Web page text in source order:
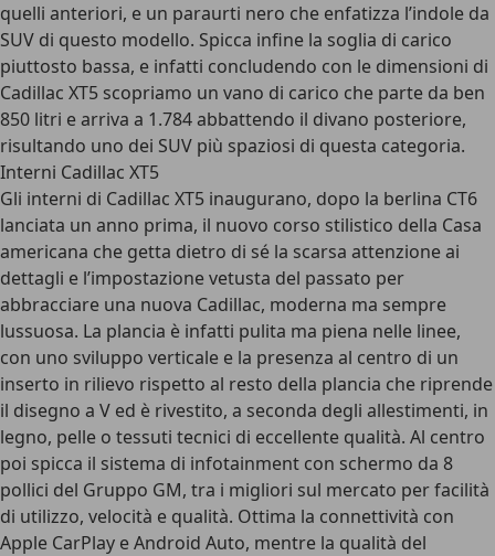
quelli anteriori, e un paraurti nero che enfatizza l’indole da
SUV di questo modello. Spicca infine la soglia di carico
piuttosto bassa, e infatti concludendo con le dimensioni di
Cadillac XT5 scopriamo un vano di carico che parte da ben
850 litri e arriva a 1.784 abbattendo il divano posteriore,
risultando uno dei SUV più spaziosi di questa categoria.
Interni Cadillac XT5
Gli interni di Cadillac XT5 inaugurano, dopo la berlina CT6
lanciata un anno prima, il nuovo corso stilistico della Casa
americana che getta dietro di sé la scarsa attenzione ai
dettagli e l’impostazione vetusta del passato per
abbracciare una nuova Cadillac, moderna ma sempre
lussuosa. La plancia è infatti pulita ma piena nelle linee,
con uno sviluppo verticale e la presenza al centro di un
inserto in rilievo rispetto al resto della plancia che riprende
il disegno a V ed è rivestito, a seconda degli allestimenti, in
legno, pelle o tessuti tecnici di eccellente qualità. Al centro
poi spicca il sistema di infotainment con schermo da 8
pollici del Gruppo GM, tra i migliori sul mercato per facilità
di utilizzo, velocità e qualità. Ottima la connettività con
Apple CarPlay e Android Auto, mentre la qualità del